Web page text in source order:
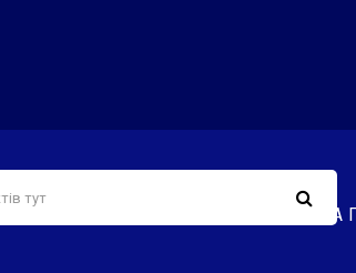
ОБМІН